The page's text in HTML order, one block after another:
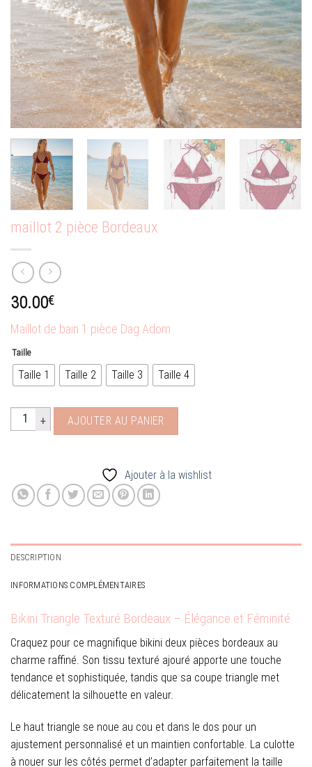
maillot 2 pièce Bordeaux
30.00€
Maillot de bain 1 pièce Dag Adom
Taille
Taille 1 Taille 2 Taille 3 Taille 4
quantité de maillot 2 pièce Bordeaux
AJOUTER AU PANIER
Ajouter à la wishlist
DESCRIPTION
INFORMATIONS COMPLÉMENTAIRES
Bikini Triangle Texturé Bordeaux – Élégance et Féminité
Craquez pour ce magnifique bikini deux pièces bordeaux au
charme raffiné. Son tissu texturé ajouré apporte une touche
tendance et sophistiquée, tandis que sa coupe triangle met
délicatement la silhouette en valeur.
Le haut triangle se noue au cou et dans le dos pour un
ajustement personnalisé et un maintien confortable. La culotte
à nouer sur les côtés permet d’adapter parfaitement la taille